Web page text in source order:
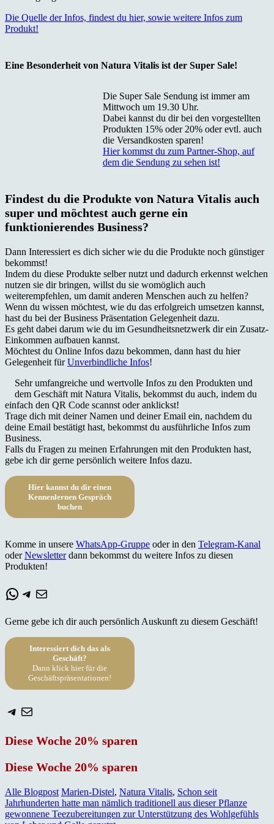
Die Quelle der Infos, findest du hier, sowie weitere Infos zum
Produkt!
Eine Besonderheit von Natura Vitalis ist der Super Sale!
Die Super Sale Sendung ist immer am
Mittwoch um 19.30 Uhr.
Dabei kannst du dir bei den vorgestellten
Produkten 15% oder 20% oder evtl. auch
die Versandkosten sparen!
Hier kommst du zum Partner-Shop, auf
dem die Sendung zu sehen ist!
Findest du die Produkte von Natura Vitalis auch
super und möchtest auch gerne ein
funktionierendes Business?
Dann Interessiert es dich sicher wie du die Produkte noch günstiger
bekommst!
Indem du diese Produkte selber nutzt und dadurch erkennst welchen
nutzen sie dir bringen, willst du sie womöglich auch
weiterempfehlen, um damit anderen Menschen auch zu helfen?
Wenn du wissen möchtest, wie du das erfolgreich umsetzen kannst,
hast du bei der Business Präsentation Gelegenheit dazu.
Es geht dabei darum wie du im Gesundheitsnetzwerk dir ein Zusatz-
Einkommen aufbauen kannst.
Möchtest du Online Infos dazu bekommen, dann hast du hier
Gelegenheit fürUnverbindliche Infos!
Sehr umfangreiche und wertvolle Infos zu den Produkten und
dem Geschäft mit Natura Vitalis, bekommst du auch, indem du
einfach den QR Code scannst oder anklickst!
Trage dich mit deiner Namen und deiner Email ein, nachdem du
deine Email bestätigt hast, bekommst du ausführliche Infos zum
Business.
Falls du Fragen zu meinen Erfahrungen mit den Produkten hast,
gebe ich dir gerne persönlich weitere Infos dazu.
Hier kannst du dir einen
Kennenlernen Gespräch
buchen
Komme in unsere WhatsApp-Gruppe oder in den Telegram-Kanal
oderNewsletterdann bekommst du weitere Infos zu diesen
Produkten!
WhatsApp
Telegram
E-Mail
Gerne gebe ich dir auch persönlich Auskunft zu diesem Geschäft!
Interessiert dich das als
Geschäft?
Dann klick hier für die
Geschäftspräsentationen!
Telegram
E-Mail
Diese Woche 20% sparen
Diese Woche 20% sparen
Alle Blogpost Marien-Distel, Natura Vitalis, Schon seit
Jahrhunderten hatte man nämlich traditionell aus dieser Pflanze
gewonnene Teezubereitungen zur Unterstützung des Wohlgefühls